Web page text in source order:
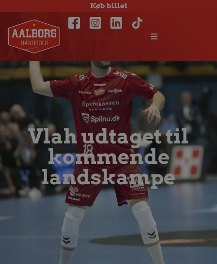
Køb billet
Vlah udtaget til
kommende
landskampe